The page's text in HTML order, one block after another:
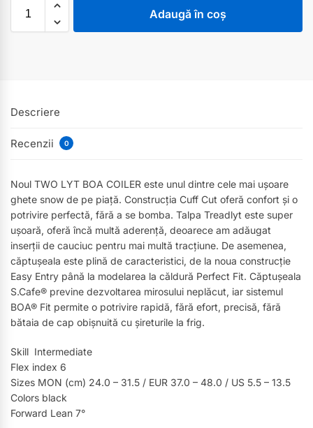
Adaugă în coș
Descriere
Recenzii 0
Noul TWO LYT BOA COILER este unul dintre cele mai ușoare
ghete snow de pe piață. Construcția Cuff Cut oferă confort și o
potrivire perfectă, fără a se bomba. Talpa Treadlyt este super
ușoară, oferă încă multă aderență, deoarece am adăugat
inserții de cauciuc pentru mai multă tracțiune. De asemenea,
căptușeala este plină de caracteristici, de la noua construcție
Easy Entry până la modelarea la căldură Perfect Fit. Căptușeala
S.Cafe® previne dezvoltarea mirosului neplăcut, iar sistemul
BOA® Fit permite o potrivire rapidă, fără efort, precisă, fără
bătaia de cap obișnuită cu șireturile la frig.
Skill Intermediate
Flex index 6
Sizes MON (cm) 24.0 – 31.5 / EUR 37.0 – 48.0 / US 5.5 – 13.5
Colors black
Forward Lean 7°